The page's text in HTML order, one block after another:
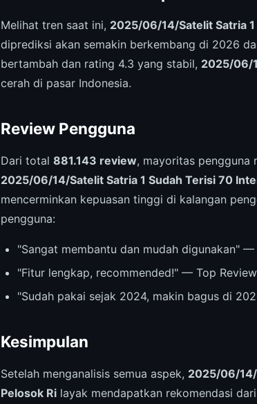
Melihat tren saat ini, 2025/06/14/Satelit Satria
diprediksi akan semakin berkembang di 2026
bertambah dan rating 4.3 yang stabil, 2025/06/
cerah di pasar Indonesia.
Review Pengguna
Dari total 881.143 review, mayoritas pengguna
2025/06/14/Satelit Satria 1 Sudah Terisi 70
mencerminkan kepuasan tinggi di kalangan
pengguna:
"Sangat membantu dan mudah digunakan" —
"Fitur lengkap, recommended!" — Top
"Sudah pakai sejak 2024, makin bagus di
Kesimpulan
Setelah menganalisis semua aspek, 2025/06/14/
Pelosok Ri layak mendapatkan rekomendasi